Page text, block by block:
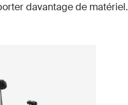
davantage de matériel.